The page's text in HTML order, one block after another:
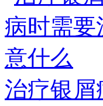
治疗银屑